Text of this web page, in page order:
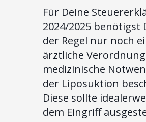
Für Deine
2024/2025 benötigst
der Regel nur noch
ärztliche
medizinische
der Liposuktion
Diese sollte
dem Eingriff